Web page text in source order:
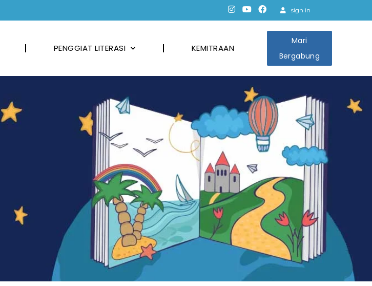
sign in
PENGGIAT LITERASI KEMITRAAN
Mari
Bergabung